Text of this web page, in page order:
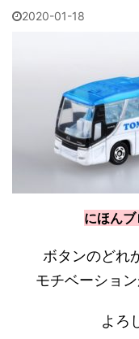
2020-01-18
にほんブ
ボタンのどれ
モチベーショ
よろ